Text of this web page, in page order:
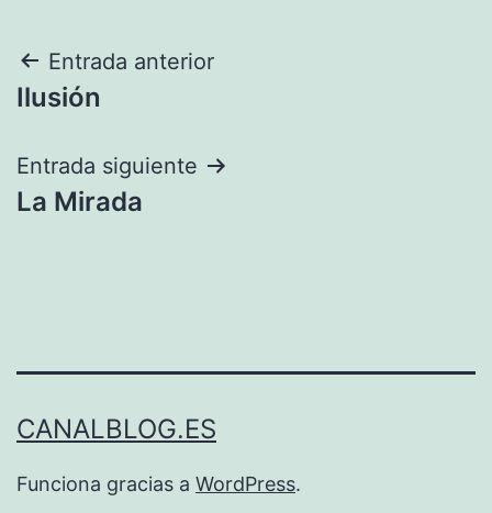
Navegación
de
entradas
Entrada anterior
Ilusión
Entrada siguiente
La Mirada
CANALBLOG.ES
Funciona gracias a WordPress.